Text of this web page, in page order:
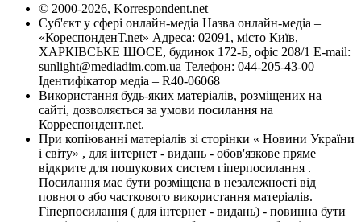
© 2000-2026, Korrespondent.net
Суб'єкт у сфері онлайн-медіа Назва онлайн-медіа –
«КореспонденТ.net» Адреса: 02091, місто Київ,
ХАРКІВСЬКЕ ШОСЕ, будинок 172-Б, офіс 208/1 E-mail:
sunlight@mediadim.com.ua Телефон: 044-205-43-00
Ідентифікатор медіа – R40-06068
Використання будь-яких матеріалів, розміщених на
сайті, дозволяється за умови посилання на
Корреспондент.net.
При копіюванні матеріалів зі сторінки « Новини України
і світу» , для інтернет - видань - обов'язкове пряме
відкрите для пошукових систем гіперпосилання .
Посилання має бути розміщена в незалежності від
повного або часткового використання матеріалів.
Гіперпосилання ( для інтернет - видань) - повинна бути